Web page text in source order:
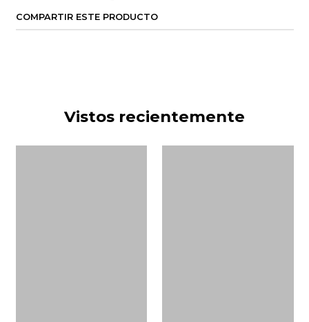
COMPARTIR ESTE PRODUCTO
Vistos recientemente